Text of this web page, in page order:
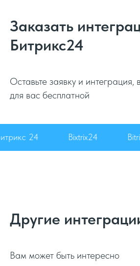
Заказать
Битрикс24
Оставьте заявку и интеграция,
для вас бесплатной
Битрикс 24 Bixtrix24
Другие
Вам может быть интересно